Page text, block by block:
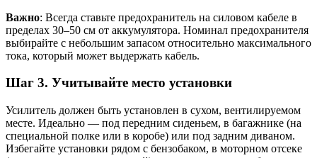
Важно: Всегда ставьте предохранитель на силовом кабеле в
пределах 30–50 см от аккумулятора. Номинал предохранителя
выбирайте с небольшим запасом относительно максимального
тока, который может выдержать кабель.
Шаг 3. Учитывайте место установки
Усилитель должен быть установлен в сухом, вентилируемом
месте. Идеально — под передним сиденьем, в багажнике (на
специальной полке или в коробе) или под задним диваном.
Избегайте установки рядом с бензобаком, в моторном отсеке